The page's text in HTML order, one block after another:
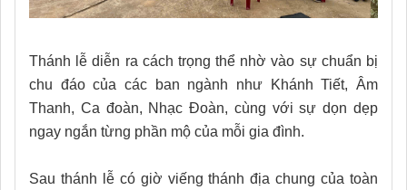
Thánh lễ diễn ra cách trọng thể nhờ vào sự chuẩn bị
chu đáo của các ban ngành như Khánh Tiết, Âm
Thanh, Ca đoàn, Nhạc Đoàn, cùng với sự dọn dẹp
ngay ngắn từng phần mộ của mỗi gia đình.
Sau thánh lễ có giờ viếng thánh địa chung của toàn